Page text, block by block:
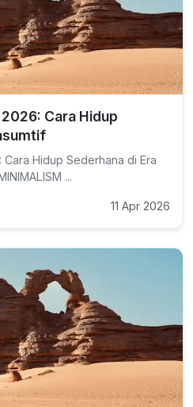
Cara Hidup
Hidup Sederhana di Era
...
11 Apr 2026